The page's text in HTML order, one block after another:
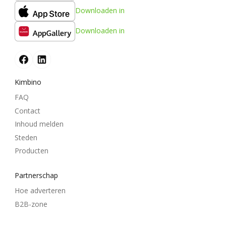
Downloaden in
Downloaden in
Kimbino
FAQ
Contact
Inhoud melden
Steden
Producten
Partnerschap
Hoe adverteren
B2B-zone